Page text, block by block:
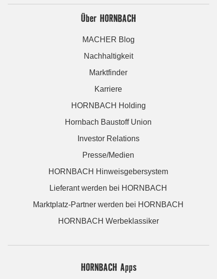
Über HORNBACH
MACHER Blog
Nachhaltigkeit
Marktfinder
Karriere
HORNBACH Holding
Hornbach Baustoff Union
Investor Relations
Presse/Medien
HORNBACH Hinweisgebersystem
Lieferant werden bei HORNBACH
Marktplatz-Partner werden bei HORNBACH
HORNBACH Werbeklassiker
HORNBACH Apps